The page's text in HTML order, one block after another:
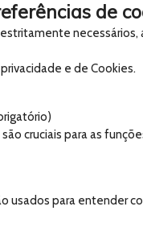
de
necessários,
e de Cookies.
cruciais para as
usados para entender